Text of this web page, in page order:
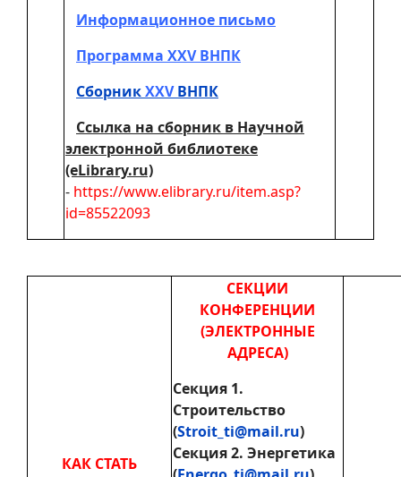
Информационное письмо
Программа XXV ВНПК
СборникXXVВНПК
Ссылка на сборник в Научной
электронной библиотеке
(eLibrary.ru)
- https://www.elibrary.ru/item.asp?
id=85522093
КАК СТАТЬ
СЕКЦИИ
КОНФЕРЕНЦИИ
(ЭЛЕКТРОННЫЕ
АДРЕСА)
Секция 1.
Строительство
(Stroit_ti@mail.ru)
Секция 2. Энергетика